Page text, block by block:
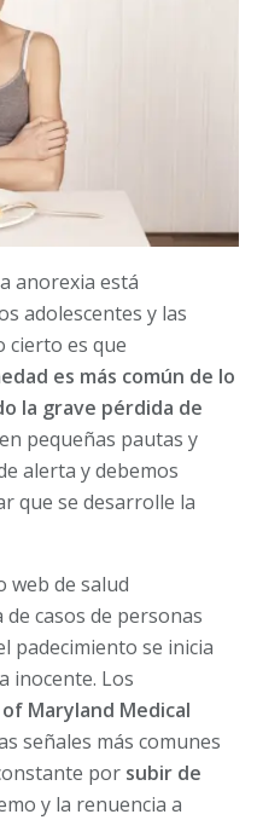
anorexia está
adolescentes y las
cierto es que
es más común de lo
la grave pérdida de
pequeñas pautas y
alerta y debemos
que se desarrolle la
web de salud
de casos de personas
padecimiento se inicia
inocente. Los
Maryland Medical
señales más comunes
por subir de
y la renuencia a